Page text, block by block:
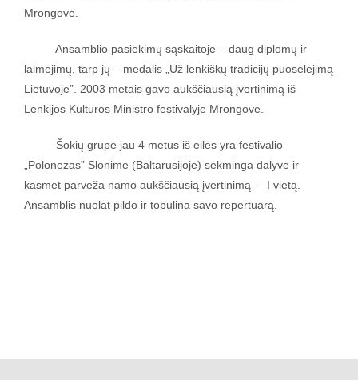
Mrongove.
Ansamblio pasiekimų sąskaitoje – daug diplomų ir
laimėjimų, tarp jų – medalis „Už lenkiškų tradicijų puoselėjimą
Lietuvoje”. 2003 metais gavo aukščiausią įvertinimą iš
Lenkijos Kultūros Ministro festivalyje Mrongove.
Šokių grupė jau 4 metus iš eilės yra festivalio
„Polonezas” Slonime (Baltarusijoje) sėkminga dalyvė ir
kasmet parveža namo aukščiausią įvertinimą – I vietą.
Ansamblis nuolat pildo ir tobulina savo repertuarą.